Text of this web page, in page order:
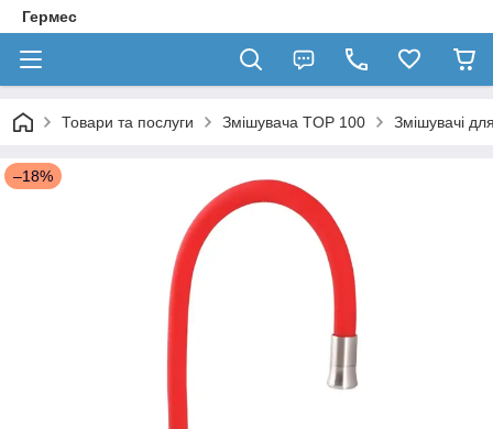
Гермес
Товари та послуги Змішувача TOP 100 Змішувачі
–18%